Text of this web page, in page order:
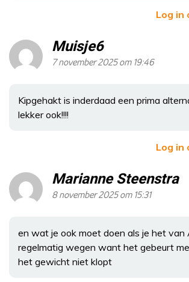
Log in
Muisje6
7 november 2025 om 19:46
Kipgehakt is inderdaad een prima
lekker ook!!!!
Log in
Marianne Steenstra
8 november 2025 om 15:31
en wat je ook moet doen als je het van
regelmatig wegen want het gebeurt
het gewicht niet klopt